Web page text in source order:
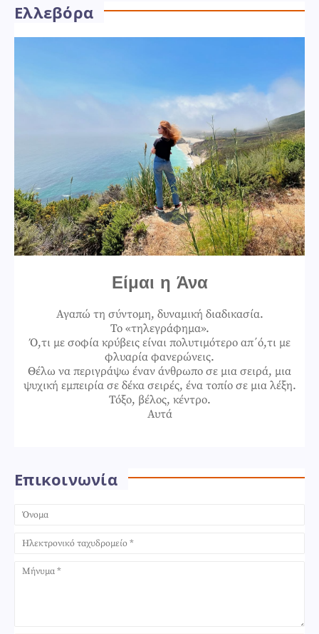
Ελλεβόρα
Είμαι η Άνα
Αγαπώ τη σύντομη, δυναμική διαδικασία.
Το «τηλεγράφημα».
Ό,τι με σοφία κρύβεις είναι πολυτιμότερο απ΄ό,τι με
φλυαρία φανερώνεις.
Θέλω να περιγράψω έναν άνθρωπο σε μια σειρά, μια
ψυχική εμπειρία σε δέκα σειρές, ένα τοπίο σε μια λέξη.
Τόξο, βέλος, κέντρο.
Αυτά
Επικοινωνία